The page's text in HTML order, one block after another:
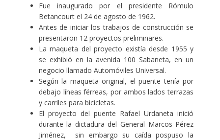
Fue inaugurado por el presidente Rómulo
Betancourt el 24 de agosto de 1962.
Antes de iniciar los trabajos de construcción se
presentaron 12 proyectos preliminares.
La maqueta del proyecto existía desde 1955 y
se exhibió en la avenida 100 Sabaneta, en un
negocio llamado Automóviles Universal.
Según la maqueta original, el puente tenía por
debajo líneas férreas, por ambos lados terrazas
y carriles para bicicletas.
El proyecto del puente Rafael Urdaneta inició
durante la dictadura del General Marcos Pérez
Jiménez, sin embargo su caída pospuso la